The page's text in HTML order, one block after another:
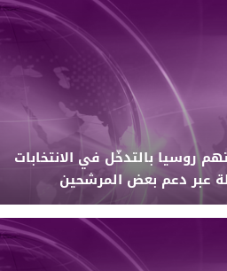
روسيا بالتدخّل في الانتخابات
عبر دعم بعض المرشحين